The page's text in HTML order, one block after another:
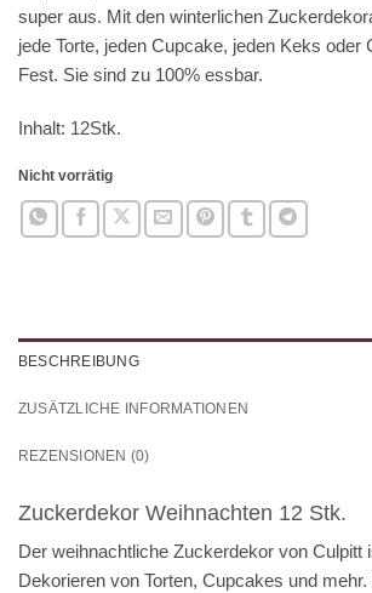
super aus. Mit den winterlichen
jede Torte, jeden Cupcake, jeden Keks oder
Fest. Sie sind zu 100% essbar.
Inhalt: 12Stk.
Nicht vorrätig
BESCHREIBUNG
ZUSÄTZLICHE INFORMATIONEN
REZENSIONEN (0)
Zuckerdekor Weihnachten 12 Stk.
Der weihnachtliche Zuckerdekor von Culpitt
Dekorieren von Torten, Cupcakes und